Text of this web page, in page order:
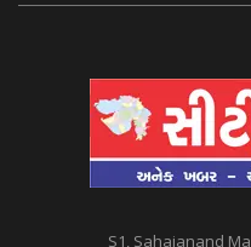
S1, Sahajanand